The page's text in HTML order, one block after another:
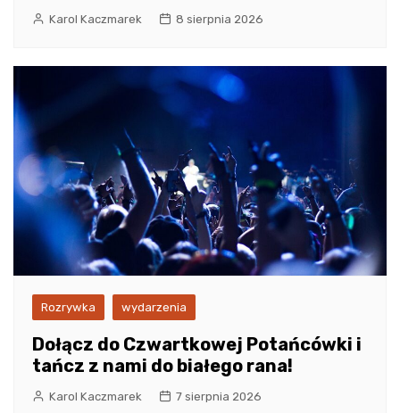
Karol Kaczmarek 8 sierpnia 2026
Rozrywka wydarzenia
Dołącz do Czwartkowej Potańcówki i
tańcz z nami do białego rana!
Karol Kaczmarek 7 sierpnia 2026